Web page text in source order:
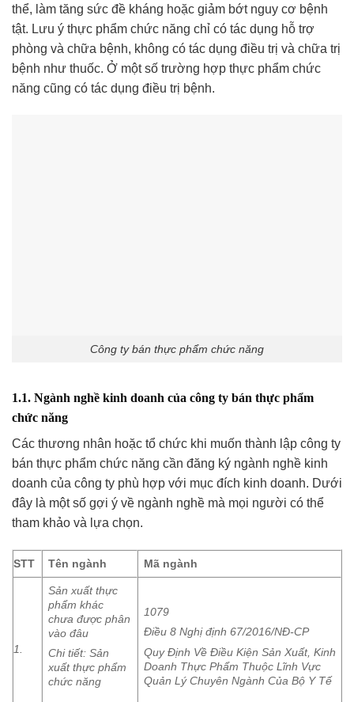
thể, làm tăng sức đề kháng hoặc giảm bớt nguy cơ bệnh
tật. Lưu ý thực phẩm chức năng chỉ có tác dụng hỗ trợ
phòng và chữa bệnh, không có tác dụng điều trị và chữa trị
bệnh như thuốc. Ở một số trường hợp thực phẩm chức
năng cũng có tác dụng điều trị bệnh.
Công ty bán thực phẩm chức năng
1.1. Ngành nghề kinh doanh của công ty bán thực phẩm
chức năng
Các thương nhân hoặc tổ chức khi muốn thành lập công ty
bán thực phẩm chức năng cần đăng ký ngành nghề kinh
doanh của công ty phù hợp với mục đích kinh doanh. Dưới
đây là một số gợi ý về ngành nghề mà mọi người có thể
tham khảo và lựa chọn.
STT Tên ngành Mã ngành
1.
Sản xuất thực
phẩm khác
chưa được phân
vào đâu
Chi tiết: Sản
xuất thực phẩm
chức năng
1079
Điều 8 Nghị định 67/2016/NĐ-CP
Quy Định Về Điều Kiện Sản Xuất, Kinh
Doanh Thực Phẩm Thuộc Lĩnh Vực
Quản Lý Chuyên Ngành Của Bộ Y Tế